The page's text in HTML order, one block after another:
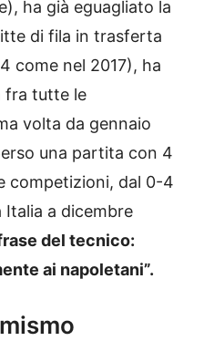
ha già eguagliato la
di fila in trasferta
come nel 2017), ha
fra tutte le
volta da gennaio
una partita con 4
competizioni, dal 0-4
Italia a dicembre
del tecnico:
ai napoletani”.